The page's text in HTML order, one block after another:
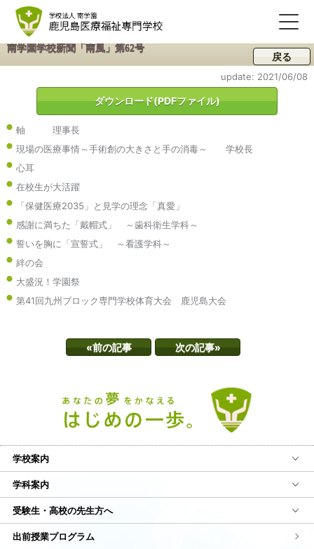
南学園学校新聞「南風」第62号
戻る
update: 2021/06/08
ダウンロード(PDFファイル)
軸 理事長
現場の医療事情～手術創の大きさと手の消毒～ 学校長
心耳
在校生が大活躍
「保健医療2035」と見学の理念「真愛」
感謝に満ちた「戴帽式」 ～歯科衛生学科～
誓いを胸に「宣誓式」 ～看護学科～
絆の会
大盛況！学園祭
第41回九州ブロック専門学校体育大会 鹿児島大会
«前の記事 次の記事»
学校案内
学科案内
受験生・高校の先生方へ
出前授業プログラム